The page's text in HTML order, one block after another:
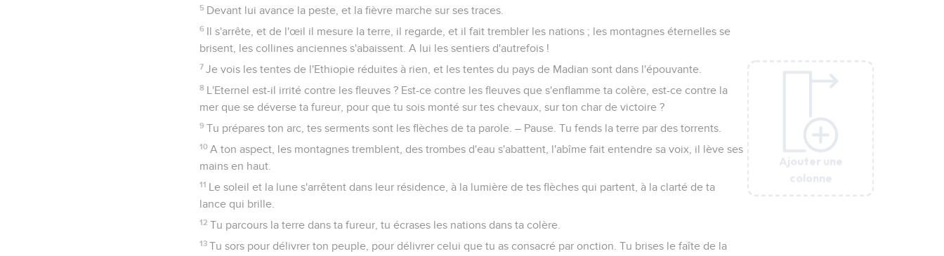
Ajouter une
colonne
Ajouter une
colonne
5 Devant lui avance la peste, et la fièvre marche sur ses traces.
6 Il s'arrête, et de l'œil il mesure la terre, il regarde, et il fait trembler les nations ; les montagnes éternelles se
brisent, les collines anciennes s'abaissent. A lui les sentiers d'autrefois !
7 Je vois les tentes de l'Ethiopie réduites à rien, et les tentes du pays de Madian sont dans l'épouvante.
8 L'Eternel est-il irrité contre les fleuves ? Est-ce contre les fleuves que s'enflamme ta colère, est-ce contre la
mer que se déverse ta fureur, pour que tu sois monté sur tes chevaux, sur ton char de victoire ?
9 Tu prépares ton arc, tes serments sont les flèches de ta parole. – Pause. Tu fends la terre par des torrents.
10 A ton aspect, les montagnes tremblent, des trombes d'eau s'abattent, l'abîme fait entendre sa voix, il lève ses
mains en haut.
11 Le soleil et la lune s'arrêtent dans leur résidence, à la lumière de tes flèches qui partent, à la clarté de ta
lance qui brille.
12 Tu parcours la terre dans ta fureur, tu écrases les nations dans ta colère.
13 Tu sors pour délivrer ton peuple, pour délivrer celui que tu as consacré par onction. Tu brises le faîte de la
Ajouter une
colonne
Ajouter une
colonne
Ajouter une
colonne
Ajouter une
colonne